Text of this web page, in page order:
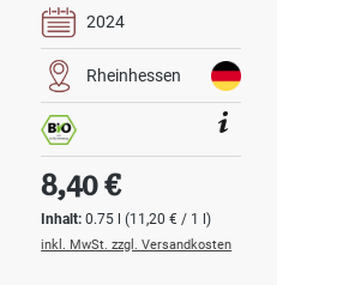
2024
Rheinhessen
Inhalt:0.75 l(11,20 € / 1 l)
Regulärer Preis:
8,40 €
inkl. MwSt. zzgl. Versandkosten